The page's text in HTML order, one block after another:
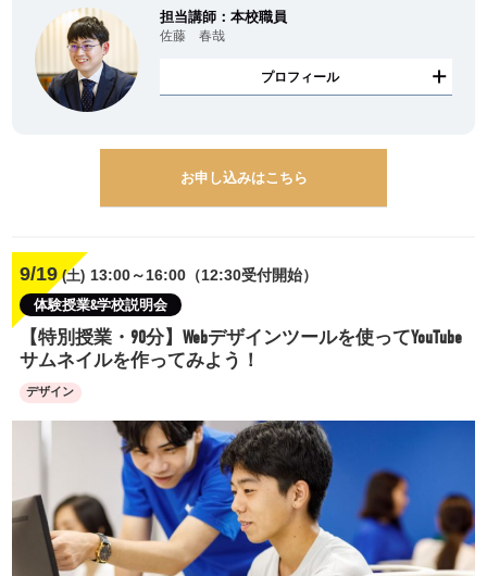
担当講師：本校職員
佐藤 春哉
プロフィール
お申し込みはこちら
9/19 (土) 13:00～16:00（12:30受付開始）
体験授業&学校説明会
【特別授業・90分】Webデザインツールを使ってYouTube
サムネイルを作ってみよう！
デザイン